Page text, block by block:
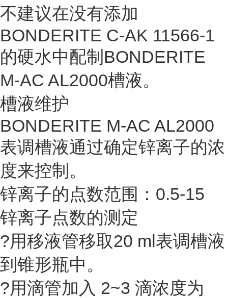
不建议在没有添加
BONDERITE C-AK 11566-1
的硬水中配制BONDERITE
M-AC AL2000槽液。
槽液维护
BONDERITE M-AC AL2000
表调槽液通过确定锌离子的浓
度来控制。
锌离子的点数范围：0.5-15
锌离子点数的测定
?用移液管移取20 ml表调槽液
到锥形瓶中。
?用滴管加入 2~3 滴浓度为